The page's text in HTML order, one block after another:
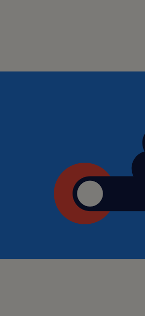
Contar com conhecimentos de
pacote Office, sendo um
ou a criação de painéis de gestão;
Experiência em rotinas de
entendimento de metodologias
Ter flexibilidade de horário,